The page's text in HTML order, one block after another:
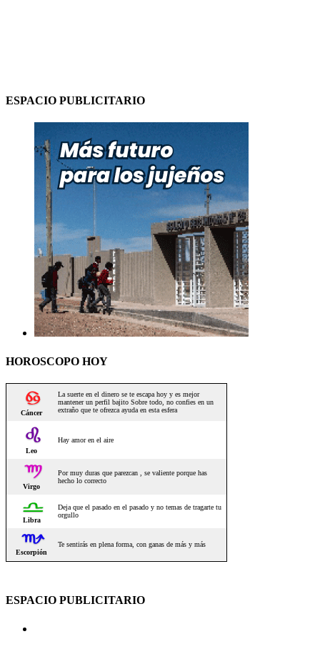
ESPACIO PUBLICITARIO
HOROSCOPO HOY
ESPACIO PUBLICITARIO